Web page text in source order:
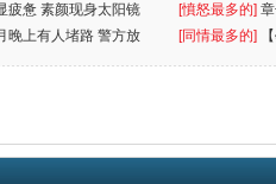
罪
疲惫 素颜现身太阳镜
[憤怒最多的]
晚上有人堵路 警方放
[同情最多的]
敗